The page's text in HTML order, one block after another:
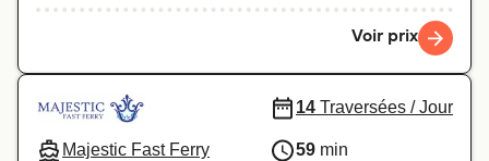
Voir prix
Majestic Fast Ferry
14 Traversées / Jour
59 min